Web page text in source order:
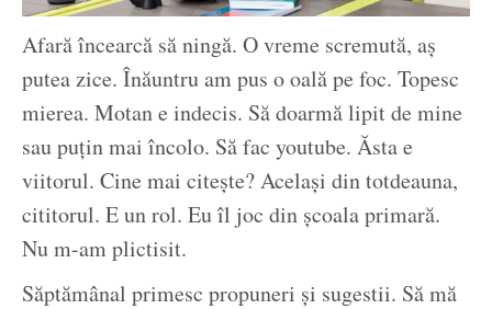
Afară încearcă să ningă. O vreme scremută, aș
putea zice. Înăuntru am pus o oală pe foc. Topesc
mierea. Motan e indecis. Să doarmă lipit de mine
sau puțin mai încolo. Să fac youtube. Ăsta e
viitorul. Cine mai citește? Același din totdeauna,
cititorul. E un rol. Eu îl joc din școala primară.
Nu m-am plictisit.
Săptămânal primesc propuneri și sugestii. Să mă